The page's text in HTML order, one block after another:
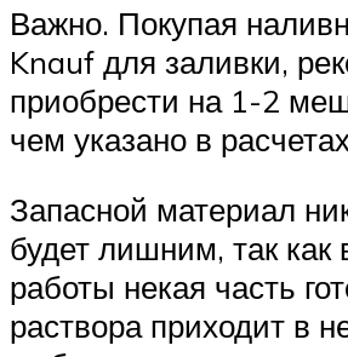
Важно. Покупая
Knauf для заливки,
приобрести на 1-2
чем указано в
Запасной материал
будет лишним, так как
работы некая часть
раствора приходит в